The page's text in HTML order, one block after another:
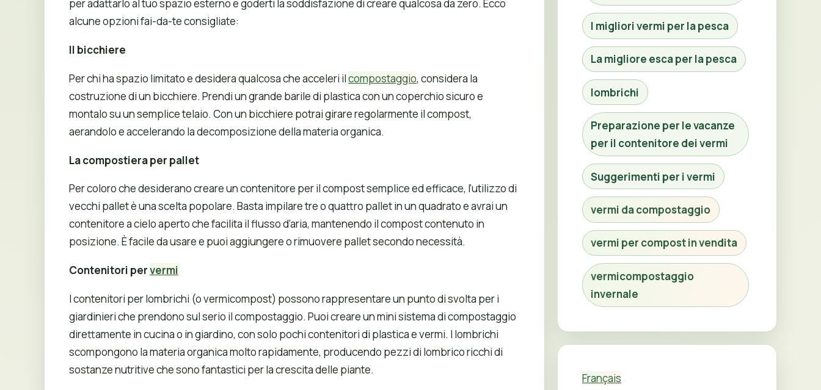
per adattarlo al tuo spazio esterno e goderti la soddisfazione di creare qualcosa da zero. Ecco
alcune opzioni fai-da-te consigliate:
Il bicchiere
Per chi ha spazio limitato e desidera qualcosa che acceleri ilcompostaggio, considera la
costruzione di un bicchiere. Prendi un grande barile di plastica con un coperchio sicuro e
montalo su un semplice telaio. Con un bicchiere potrai girare regolarmente il compost,
aerandolo e accelerando la decomposizione della materia organica.
La compostiera per pallet
Per coloro che desiderano creare un contenitore per il compost semplice ed efficace, l’utilizzo di
vecchi pallet è una scelta popolare. Basta impilare tre o quattro pallet in un quadrato e avrai un
contenitore a cielo aperto che facilita il flusso d’aria, mantenendo il compost contenuto in
posizione. È facile da usare e puoi aggiungere o rimuovere pallet secondo necessità.
Contenitori pervermi
I contenitori per lombrichi (o vermicompost) possono rappresentare un punto di svolta per i
giardinieri che prendono sul serio il compostaggio. Puoi creare un mini sistema di compostaggio
direttamente in cucina o in giardino, con solo pochi contenitori di plastica e vermi. I lombrichi
scompongono la materia organica molto rapidamente, producendo pezzi di lombrico ricchi di
sostanze nutritive che sono fantastici per la crescita delle piante.
I migliori vermi per la pesca
La migliore esca per la pesca
lombrichi
Preparazione per le vacanze
per il contenitore dei vermi
Suggerimenti per i vermi
vermi da compostaggio
vermi per compost in vendita
vermicompostaggio
invernale
Français